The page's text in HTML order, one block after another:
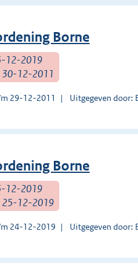
Borne
12-2019
30-12-2011
29-12-2011 Uitgegeven door:
Borne
12-2019
25-12-2019
24-12-2019 Uitgegeven door: